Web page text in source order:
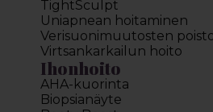
TightSculpt
Uniapnean hoitaminen
Verisuonimuutosten
Virtsankarkailun hoito
Ihonhoito
AHA-kuorinta
Biopsianäyte